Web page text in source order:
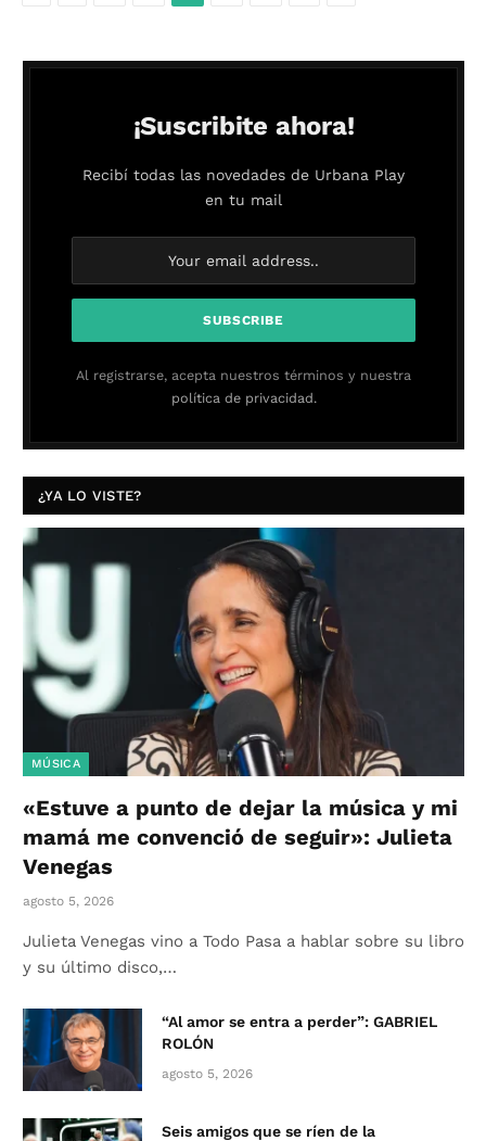
¡Suscribite ahora!
Recibí todas las novedades de Urbana Play
en tu mail
Al registrarse, acepta nuestros términos y nuestra
política de privacidad.
¿YA LO VISTE?
MÚSICA
«Estuve a punto de dejar la música y mi
mamá me convenció de seguir»: Julieta
Venegas
agosto 5, 2026
Julieta Venegas vino a Todo Pasa a hablar sobre su libro
y su último disco,…
“Al amor se entra a perder”: GABRIEL
ROLÓN
agosto 5, 2026
Seis amigos que se ríen de la